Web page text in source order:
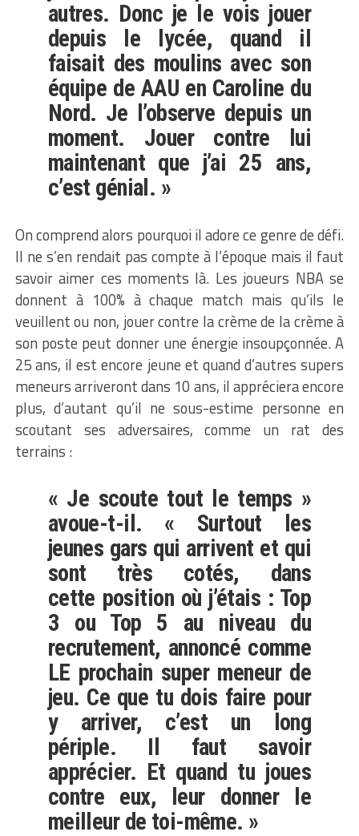
autres. Donc je le vois jouer
depuis le lycée, quand il
faisait des moulins avec son
équipe de AAU en Caroline du
Nord. Je l’observe depuis un
moment. Jouer contre lui
maintenant que j’ai 25 ans,
c’est génial. »
On comprend alors pourquoi il adore ce genre de défi.
Il ne s’en rendait pas compte à l’époque mais il faut
savoir aimer ces moments là. Les joueurs NBA se
donnent à 100% à chaque match mais qu’ils le
veuillent ou non, jouer contre la crème de la crème à
son poste peut donner une énergie insoupçonnée. A
25 ans, il est encore jeune et quand d’autres supers
meneurs arriveront dans 10 ans, il appréciera encore
plus, d’autant qu’il ne sous-estime personne en
scoutant ses adversaires, comme un rat des
terrains :
« Je scoute tout le temps »
avoue-t-il. « Surtout les
jeunes gars qui arrivent et qui
sont très cotés, dans
cette position où j’étais : Top
3 ou Top 5 au niveau du
recrutement, annoncé comme
LE prochain super meneur de
jeu. Ce que tu dois faire pour
y arriver, c’est un long
périple. Il faut savoir
apprécier. Et quand tu joues
contre eux, leur donner le
meilleur de toi-même. »